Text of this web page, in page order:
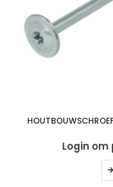
Login om